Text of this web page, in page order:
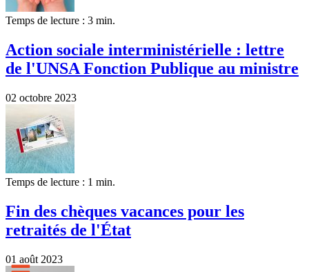
Temps de lecture : 3 min.
Action sociale interministérielle : lettre
de l'UNSA Fonction Publique au ministre
02 octobre 2023
Temps de lecture : 1 min.
Fin des chèques vacances pour les
retraités de l'État
01 août 2023